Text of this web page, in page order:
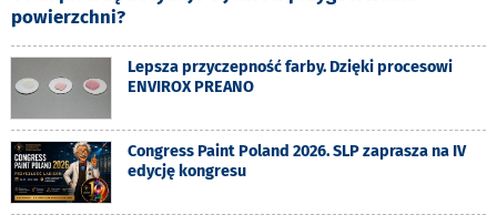
powierzchni?
Lepsza przyczepność farby. Dzięki procesowi
ENVIROX PREANO
Congress Paint Poland 2026. SLP zaprasza na IV
edycję kongresu